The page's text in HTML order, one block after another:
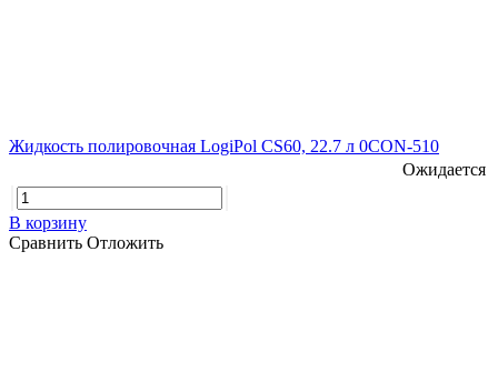
Жидкость полировочная LogiPol CS60, 22.7 л 0CON-510
Ожидается
В корзину
Сравнить Отложить